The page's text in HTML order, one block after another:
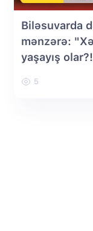
Biləsuvarda
mənzərə:
yaşayış
5